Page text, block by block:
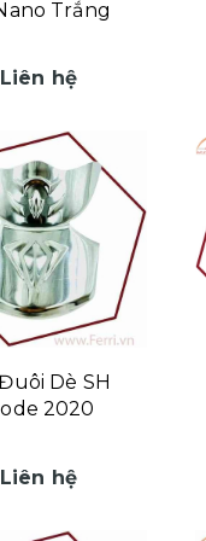
Trắng
Liên hệ
Dè SH
2020
Liên hệ